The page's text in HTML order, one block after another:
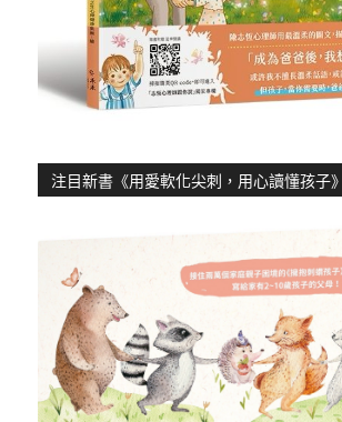
注目新書《用愛軟化尖刺，用心讀懂孩子》